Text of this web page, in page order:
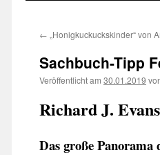
← „Honigkuckuckskinder“ von
Sachbuch-Tipp
Veröffentlicht am 30.01.2019
Richard J. Evans
Das große Panorama